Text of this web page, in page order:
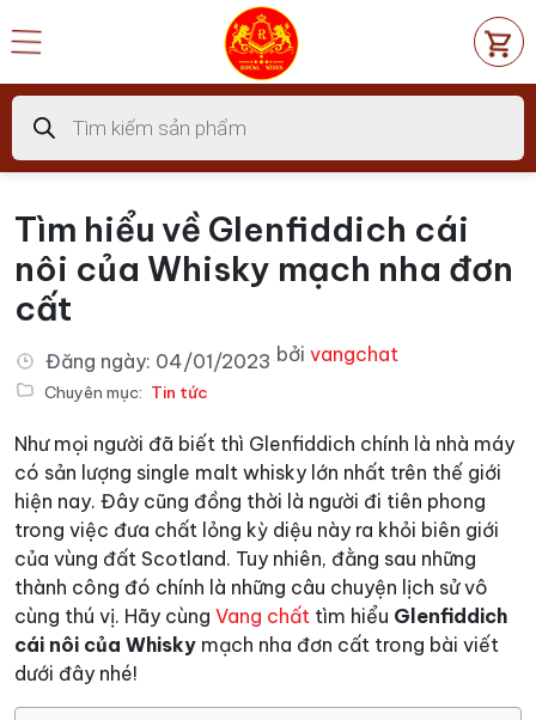
đến
dung
Tìm
kiếm
sản
phẩm
Tìm hiểu về Glenfiddich cái
nôi của Whisky mạch nha đơn
cất
Đăng ngày: 04/01/2023 bởi vangchat
Chuyên mục: Tin tức
Như mọi người đã biết thì Glenfiddich chính là nhà máy
có sản lượng single malt whisky lớn nhất trên thế giới
hiện nay. Đây cũng đồng thời là người đi tiên phong
trong việc đưa chất lỏng kỳ diệu này ra khỏi biên giới
của vùng đất Scotland. Tuy nhiên, đằng sau những
thành công đó chính là những câu chuyện lịch sử vô
cùng thú vị. Hãy cùng Vang chất tìm hiểu Glenfiddich
cái nôi của Whisky mạch nha đơn cất trong bài viết
dưới đây nhé!